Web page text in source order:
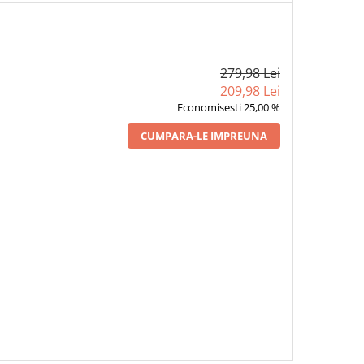
279,98 Lei
209,98 Lei
Economisesti 25,00 %
CUMPARA-LE IMPREUNA